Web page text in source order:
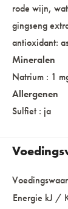
rode wijn,
gingseng
antioxidant:
Mineralen
Natrium : 1
Allergenen
Sulfiet : ja
Energie kJ /